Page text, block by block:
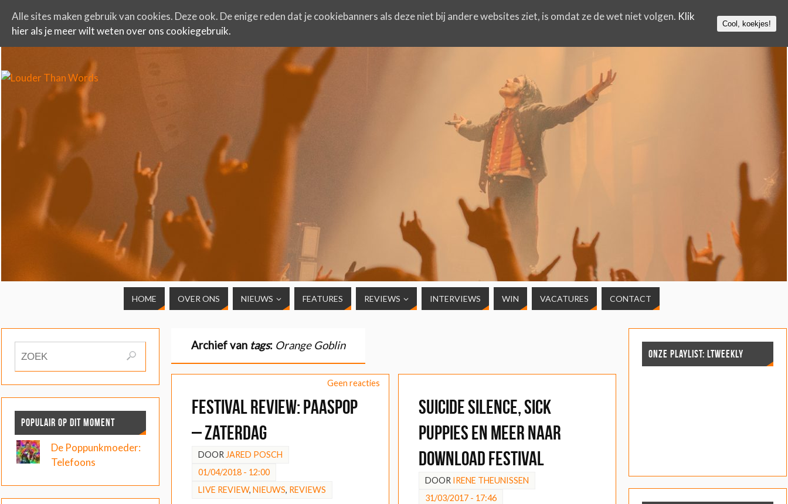
HOME OVER ONS NIEUWS FEATURES REVIEWS INTERVIEWS WIN VACATURES CONTACT
Archief van tags: Orange Goblin
Geen reacties
FESTIVAL REVIEW: Paaspop
– Zaterdag
DOOR JARED POSCH
01/04/2018 - 12:00
LIVE REVIEW, NIEUWS, REVIEWS
Suicide Silence, Sick
Puppies en meer naar
Download Festival
DOOR IRENE THEUNISSEN
31/03/2017 - 17:46
POPULAIR OP DIT MOMENT
De Poppunkmoeder:
Telefoons
ONZE PLAYLIST: LTWEEKLY
Alle sites maken gebruik van cookies. Deze ook. De enige reden dat je cookiebanners als deze niet bij andere websites ziet, is omdat ze de wet niet volgen. Klik
hier als je meer wilt weten over ons cookiegebruik.
Cool, koekjes!